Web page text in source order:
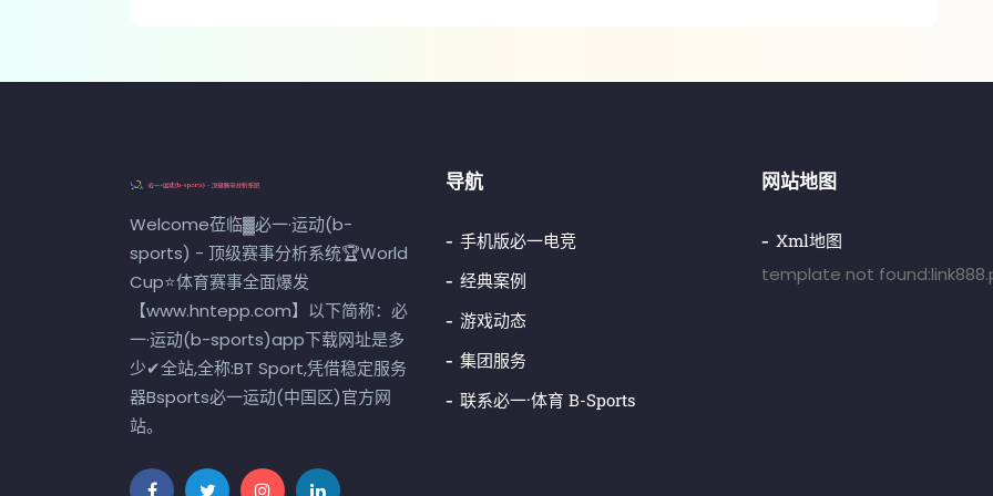
Welcome莅临▓必一·运动(b-
sports) - 顶级赛事分析系统🏆World
Cup⭐体育赛事全面爆发
【www.hntepp.com】以下简称：必
一·运动(b-sports)app下载网址是多
少✔全站,全称:BT Sport,凭借稳定服务
器Bsports必一运动(中国区)官方网
站。
导航
手机版必一电竞
经典案例
游戏动态
集团服务
联系必一·体育 B-Sports
网站地图
Xml地图
template not